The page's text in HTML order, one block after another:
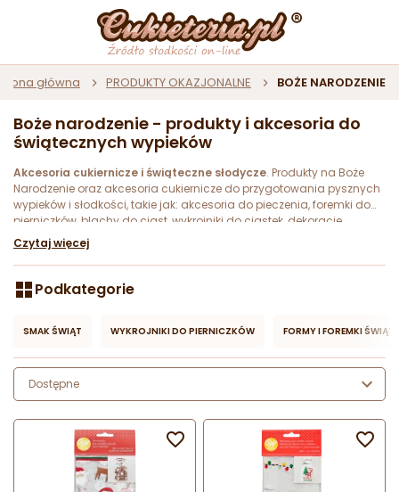
główna PRODUKTY OKAZJONALNE BOŻE NARODZENIE
Boże narodzenie - produkty i akcesoria do
świątecznych wypieków
Akcesoria cukiernicze i świąteczne słodycze. Produkty na Boże
Narodzenie oraz akcesoria cukiernicze do przygotowania pysznych
wypieków i słodkości, takie jak: akcesoria do pieczenia, foremki do
pierniczków, blachy do ciast, wykrojniki do ciastek, dekoracje
cukrowe, dekoracje czekoladowe, lizaki czekoladowe, słodkie
czekoladowe upominki, które pomogą przygotować świąteczne
słodycze.
Czytaj więcej
Podkategorie
SMAK ŚWIĄT WYKROJNIKI DO PIERNICZKÓW FORMY I FOREMKI
Dostępne
 